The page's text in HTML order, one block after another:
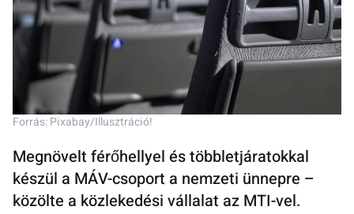
Forrás: Pixabay/Illusztráció!
Megnövelt férőhellyel és többletjáratokkal
készül a MÁV-csoport a nemzeti ünnepre –
közölte a közlekedési vállalat az MTI-vel.